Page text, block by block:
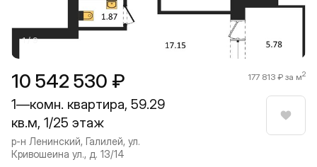
10 542 530 ₽ 177 813 ₽ за м2
1—комн. квартира, 59.29
кв.м, 1/25 этаж
р-н Ленинский, Галилей, ул.
Кривошеина ул., д. 13/14
1 / 9